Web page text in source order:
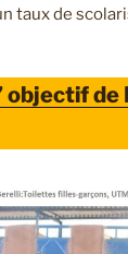
taux de
objectif de